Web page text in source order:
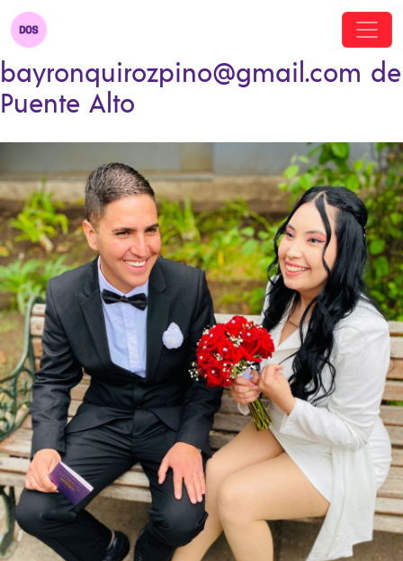
bayronquirozpino@gmail.com de
Puente Alto